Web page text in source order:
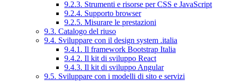
9.2.3. Strumenti e risorse per CSS e JavaScript
9.2.4. Supporto browser
9.2.5. Misurare le prestazioni
9.3. Catalogo del riuso
9.4. Sviluppare con il design system .italia
9.4.1. Il framework Bootstrap Italia
9.4.2. Il kit di sviluppo React
9.4.3. Il kit di sviluppo Angular
9.5. Sviluppare con i modelli di sito e servizi